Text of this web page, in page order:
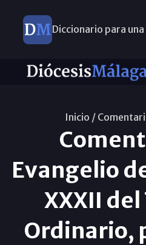
Diccionario para
Nuevos
Inicio /
Evangelio
XXXII
Ordinario,